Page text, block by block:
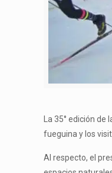
La 35° edición de
fueguina y los
Al respecto, el